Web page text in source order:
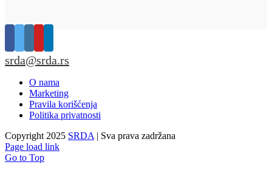
srda@srda.rs
O nama
Marketing
Pravila korišćenja
Politika privatnosti
Copyright 2025 SRDA | Sva prava zadržana
Page load link
Go to Top